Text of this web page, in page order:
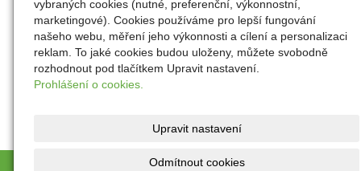
DOVEON - centrum s.r.o. |
vybraných cookies (nutné, preferenční, výkonnostní,
marketingové). Cookies používáme pro lepší fungování
našeho webu, měření jeho výkonnosti a cílení a personalizaci
reklam. To jaké cookies budou uloženy, můžete svobodně
rozhodnout pod tlačítkem Upravit nastavení.
Prohlášení o cookies.
Upravit nastavení
Odmítnout cookies